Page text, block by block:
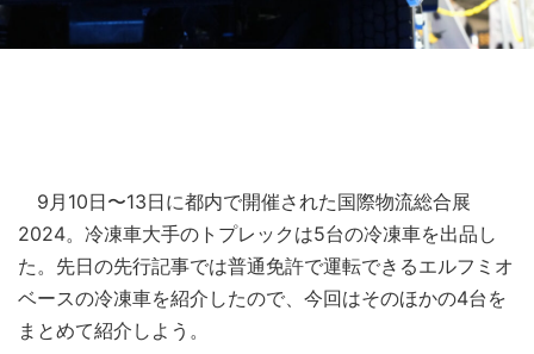
9月10日〜13日に都内で開催された国際物流総合展
2024。冷凍車大手のトプレックは5台の冷凍車を出品し
た。先日の先行記事では普通免許で運転できるエルフミオ
ベースの冷凍車を紹介したので、今回はそのほかの4台を
まとめて紹介しよう。